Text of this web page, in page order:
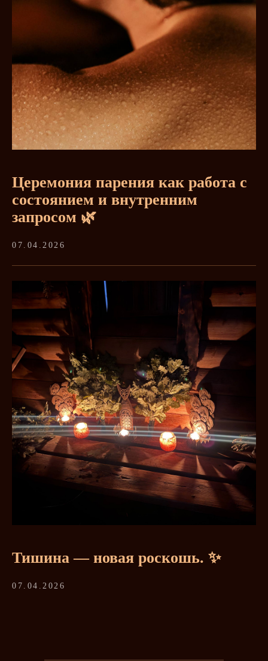
Церемония парения как работа с
состоянием и внутренним
запросом 🌿
07.04.2026
Тишина — новая роскошь. ✨
07.04.2026